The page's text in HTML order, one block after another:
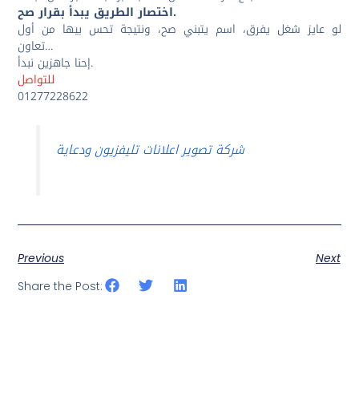
اختصار الطريق يبدأ بقرار صح.
لو عايز شغل يفرق، اسم يتبني صح، ونتيجة تحس بيها من أول
تعاون…
إحنا جاهزين نبدأ.
للتواصل
01277228622
شركة تصوير اعلانات تليفزيون ودعاية
Previous
Next
Share the Post: